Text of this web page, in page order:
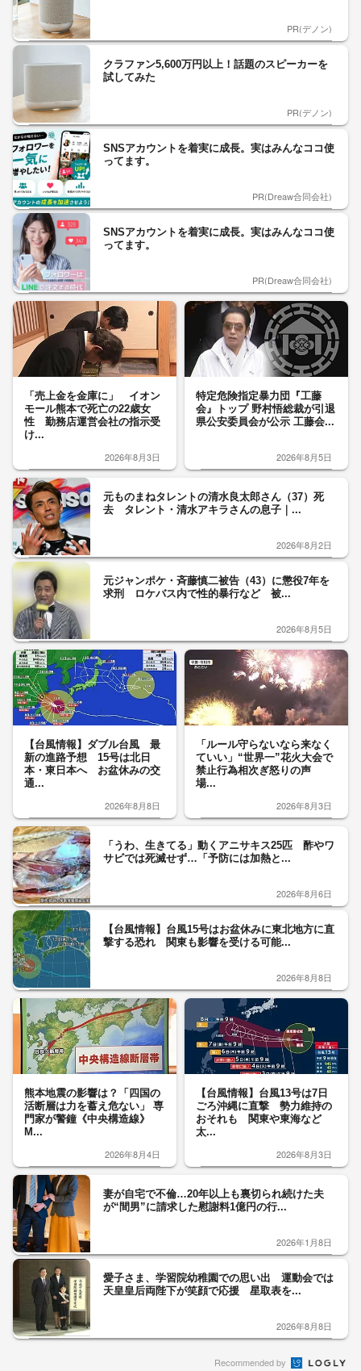
PR(デノン)
クラファン5,600万円以上！話題のスピーカーを
試してみた
PR(デノン)
SNSアカウントを着実に成長。実はみんなココ使
ってます。
PR(Dreaw合同会社)
SNSアカウントを着実に成長。実はみんなココ使
ってます。
PR(Dreaw合同会社)
「売上金を金庫に」 イオン
モール熊本で死亡の22歳女
性 勤務店運営会社の指示受
け...
2026年8月3日
特定危険指定暴力団『工藤
会』トップ 野村悟総裁が引退
県公安委員会が公示 工藤会...
2026年8月5日
元ものまねタレントの清水良太郎さん（37）死
去 タレント・清水アキラさんの息子｜...
2026年8月2日
元ジャンポケ・斉藤慎二被告（43）に懲役7年を
求刑 ロケバス内で性的暴行など 被...
2026年8月5日
【台風情報】ダブル台風 最
新の進路予想 15号は北日
本・東日本へ お盆休みの交
通...
2026年8月8日
「ルール守らないなら来なく
ていい」“世界一”花火大会で
禁止行為相次ぎ怒りの声
場...
2026年8月3日
「うわ、生きてる」動くアニサキス25匹 酢やワ
サビでは死滅せず…「予防には加熱と...
2026年8月6日
【台風情報】台風15号はお盆休みに東北地方に直
撃する恐れ 関東も影響を受ける可能...
2026年8月8日
熊本地震の影響は？「四国の
活断層は力を蓄え危ない」 専
門家が警鐘《中央構造線》
M...
2026年8月4日
【台風情報】台風13号は7日
ごろ沖縄に直撃 勢力維持の
おそれも 関東や東海など
太...
2026年8月3日
妻が自宅で不倫…20年以上も裏切られ続けた夫
が“間男”に請求した慰謝料1億円の行...
2026年1月8日
愛子さま、学習院幼稚園での思い出 運動会では
天皇皇后両陛下が笑顔で応援 星取表を...
2026年8月8日
Recommended by